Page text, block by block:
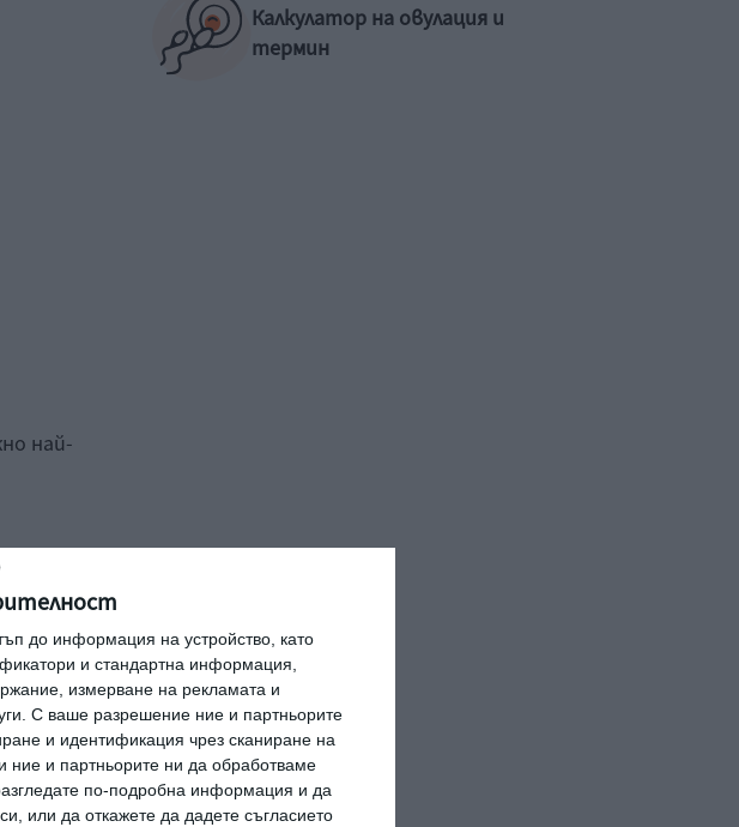
до информация на устройство, като
и стандартна информация,
измерване на рекламата и
С ваше разрешение ние и партньорите
и идентификация чрез сканиране на
ние и партньорите ни да обработваме
по-подробна информация и да
или да откажете да дадете съгласието
най-
Калкулатор на овулация и
термин